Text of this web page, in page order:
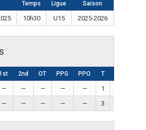
Temps Ligue Saison
10h30 U15 2025-2026
2nd OT PPG PPO T
— — — — — 1
— — — — — 3